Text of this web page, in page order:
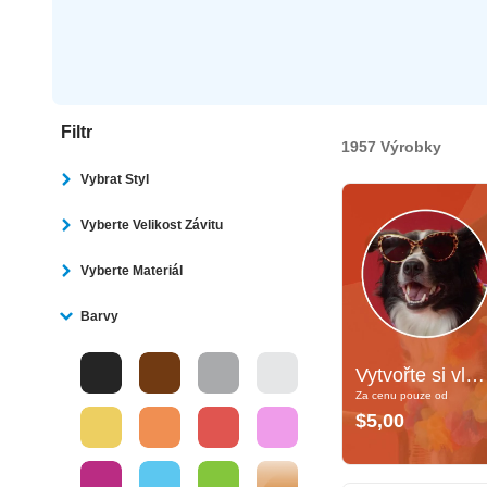
Filtr
Vybrat Styl
Vyberte Velikost Závitu
Vyberte Materiál
Barvy
1957 Výrobky
Vytvořte si vlastní!
Za cenu pouze od
$5,00
Vytvořte si vlastní!
Za cenu pouze od
$5,00